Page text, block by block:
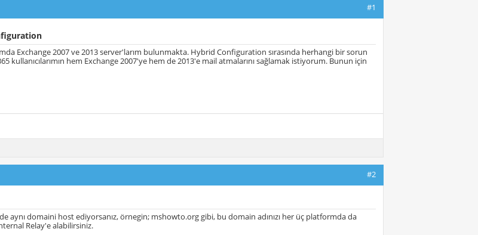
#1
Exchange 2007 ve 2013 server'larım bulunmakta. Hybrid Configuration sırasında herhangi bir sorun
kullanıcılarımın hem Exchange 2007'ye hem de 2013'e mail atmalarını sağlamak istiyorum. Bunun için
#2
aynı domaini host ediyorsanız, örnegin; mshowto.org gibi, bu domain adınızı her üç platformda da
Relay'e alabilirsiniz.